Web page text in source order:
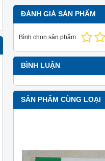
ĐÁNH GIÁ SẢN PHẨM
Bình chọn sản phẩm:
BÌNH LUẬN
SẢN PHẨM CÙNG LOẠI